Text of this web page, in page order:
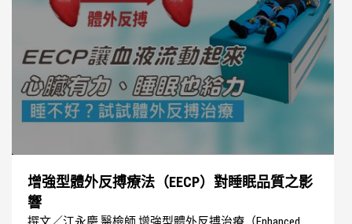
增強型體外反搏療法（EECP）對睡眠品質之影
響